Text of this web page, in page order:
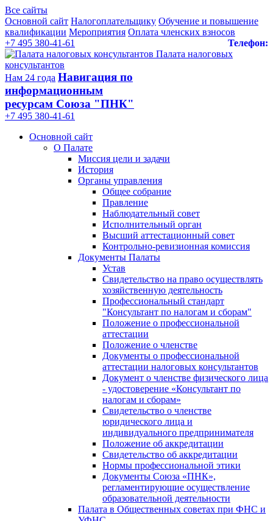
Все сайты
Основной сайт Налогоплательщику Обучение и повышение
квалификации Мероприятия Оплата членских взносов
Телефон:
+7 495 380-41-61
Палата налоговых
консультантов
Нам 24 года Навигация по
информационным
ресурсам Союза "ПНК"
+7 495 380‑41‑61
Основной сайт
О Палате
Миссия цели и задачи
История
Органы управления
Общее собрание
Правление
Наблюдательный совет
Исполнительный орган
Высший аттестационный совет
Контрольно-ревизионная комиссия
Документы Палаты
Устав
Свидетельство на право осуществлять
хозяйственную деятельность
Профессиональный стандарт
"Консультант по налогам и сборам"
Положение о профессиональной
аттестации
Положение о членстве
Документы о профессиональной
аттестации налоговых консультантов
Документ о членстве физического лица
- удостоверение «Консультант по
налогам и сборам»
Свидетельство о членстве
юридического лица и
индивидуального предпринимателя
Положение об аккредитации
Свидетельство об аккредитации
Нормы профессиональной этики
Документы Союза «ПНК»,
регламентирующие осуществление
образовательной деятельности
Палата в Общественных советах при ФНС и